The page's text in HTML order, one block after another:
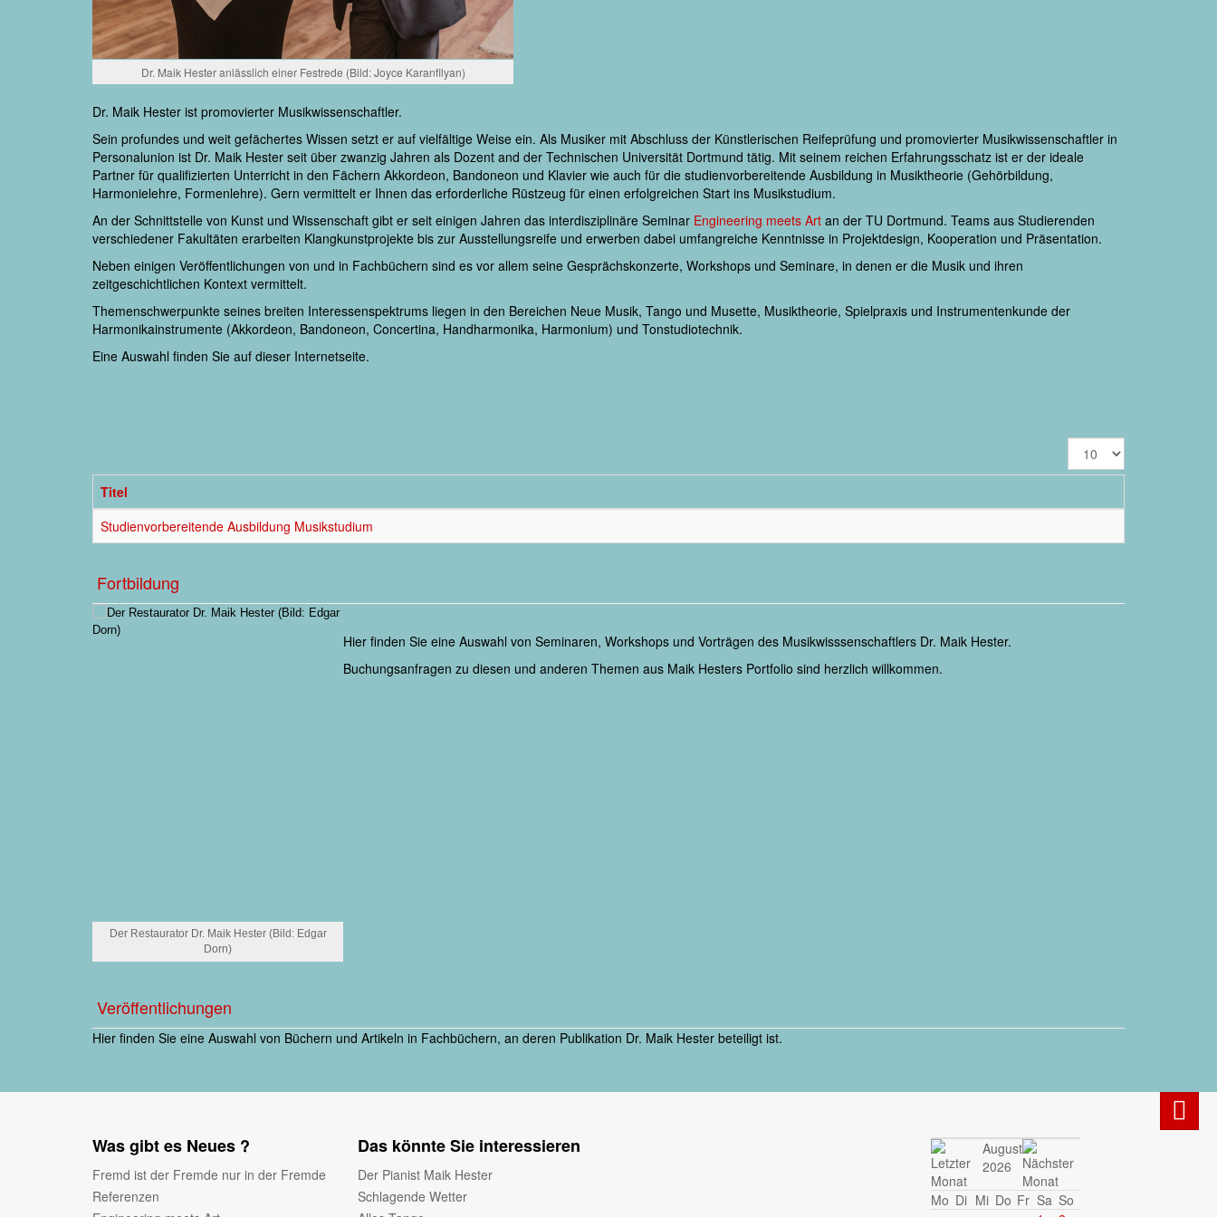
Dr. Maik Hester anlässlich einer Festrede (Bild: Joyce Karanfilyan)
Dr. Maik Hester ist promovierter Musikwissenschaftler.
Sein profundes und weit gefächertes Wissen setzt er auf vielfältige Weise ein. Als Musiker mit Abschluss der Künstlerischen Reifeprüfung und promovierter Musikwissenschaftler in
Personalunion ist Dr. Maik Hester seit über zwanzig Jahren als Dozent and der Technischen Universität Dortmund tätig. Mit seinem reichen Erfahrungsschatz ist er der ideale
Partner für qualifizierten Unterricht in den Fächern Akkordeon, Bandoneon und Klavier wie auch für die studienvorbereitende Ausbildung in Musiktheorie (Gehörbildung,
Harmonielehre, Formenlehre). Gern vermittelt er Ihnen das erforderliche Rüstzeug für einen erfolgreichen Start ins Musikstudium.
An der Schnittstelle von Kunst und Wissenschaft gibt er seit einigen Jahren das interdisziplinäre Seminar Engineering meets Art an der TU Dortmund. Teams aus Studierenden
verschiedener Fakultäten erarbeiten Klangkunstprojekte bis zur Ausstellungsreife und erwerben dabei umfangreiche Kenntnisse in Projektdesign, Kooperation und Präsentation.
Neben einigen Veröffentlichungen von und in Fachbüchern sind es vor allem seine Gesprächskonzerte, Workshops und Seminare, in denen er die Musik und ihren
zeitgeschichtlichen Kontext vermittelt.
Themenschwerpunkte seines breiten Interessenspektrums liegen in den Bereichen Neue Musik, Tango und Musette, Musiktheorie, Spielpraxis und Instrumentenkunde der
Harmonikainstrumente (Akkordeon, Bandoneon, Concertina, Handharmonika, Harmonium) und Tonstudiotechnik.
Eine Auswahl finden Sie auf dieser Internetseite.
Anzeige
#
Titel
Studienvorbereitende Ausbildung Musikstudium
Fortbildung
Der Restaurator Dr. Maik Hester (Bild: Edgar
Dorn)
Hier finden Sie eine Auswahl von Seminaren, Workshops und Vorträgen des Musikwisssenschaftlers Dr. Maik Hester.
Buchungsanfragen zu diesen und anderen Themen aus Maik Hesters Portfolio sind herzlich willkommen.
Veröffentlichungen
Hier finden Sie eine Auswahl von Büchern und Artikeln in Fachbüchern, an deren Publikation Dr. Maik Hester beteiligt ist.
Was gibt es Neues ?
Fremd ist der Fremde nur in der Fremde
Referenzen
Das könnte Sie interessieren
Der Pianist Maik Hester
Schlagende Wetter
August
2026
Mo Di Mi Do Fr Sa So